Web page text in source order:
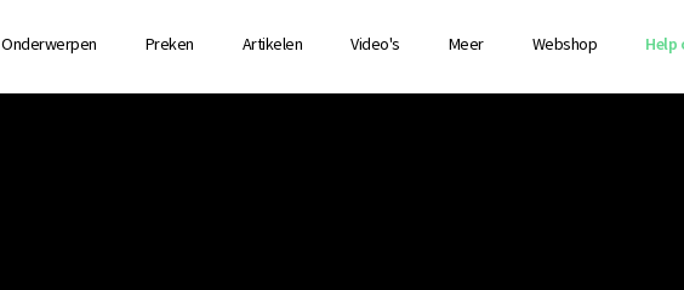
Onderwerpen Preken Artikelen Video's Meer Webshop Help